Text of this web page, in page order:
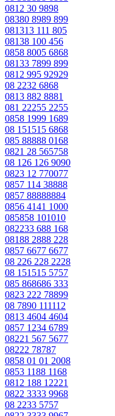
0812 30 9898
08380 8989 899
081313 111 805
08138 100 456
0858 8005 6868
08133 7899 899
0812 995 92929
08 2232 6868
0813 882 8881
081 22255 2255
0858 1999 1689
08 151515 6868
085 88888 0168
0821 28 565758
08 126 126 9090
0823 12 770077
0857 114 38888
0857 88888884
0856 4141 1000
085858 101010
082233 688 168
08188 2888 228
0857 6677 6677
08 226 228 2228
08 151515 5757
085 868686 333
0823 222 78899
08 7890 111112
0813 4604 4604
0857 1234 6789
08221 567 5677
08222 78787
0858 01 01 2008
0853 1188 1168
0812 188 12221
0822 3333 9968
08 2233 5757